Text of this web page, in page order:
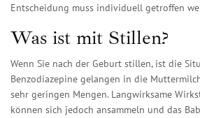
Entscheidung muss individuell getroffen
Was ist mit Stillen?
Wenn Sie nach der Geburt stillen, ist die
Benzodiazepine gelangen in die
sehr geringen Mengen. Langwirksame
können sich jedoch ansammeln und das